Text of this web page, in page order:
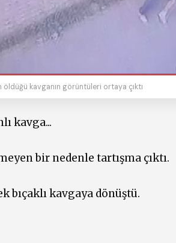
öldüğü kavganın görüntüleri ortaya çıktı
kavga...
bir nedenle tartışma çıktı.
bıçaklı kavgaya dönüştü.